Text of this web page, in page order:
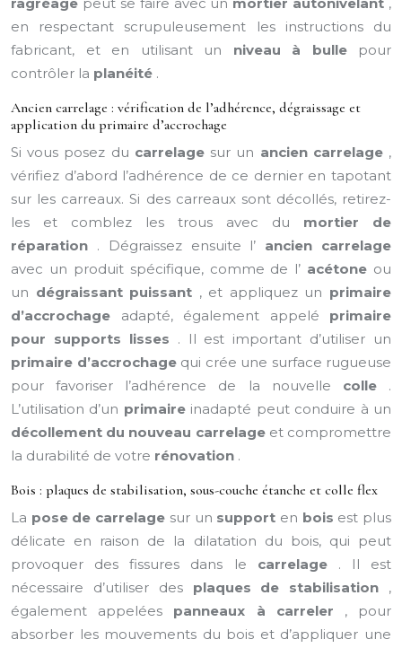
en respectant scrupuleusement les instructions du
fabricant, et en utilisant un niveau à bulle pour
contrôler la planéité .
Ancien carrelage : vérification de l’adhérence, dégraissage et
application du primaire d’accrochage
Si vous posez du carrelage sur un ancien carrelage ,
vérifiez d’abord l’adhérence de ce dernier en tapotant
sur les carreaux. Si des carreaux sont décollés, retirez-
les et comblez les trous avec du mortier de
réparation . Dégraissez ensuite l’ ancien carrelage
avec un produit spécifique, comme de l’ acétone ou
un dégraissant puissant , et appliquez un primaire
d’accrochage adapté, également appelé primaire
pour supports lisses . Il est important d’utiliser un
primaire d’accrochage qui crée une surface rugueuse
pour favoriser l’adhérence de la nouvelle colle .
L’utilisation d’un primaire inadapté peut conduire à un
décollement du nouveau carrelage et compromettre
la durabilité de votre rénovation .
Bois : plaques de stabilisation, sous-couche étanche et colle flex
La pose de carrelage sur un support en bois est plus
délicate en raison de la dilatation du bois, qui peut
provoquer des fissures dans le carrelage . Il est
nécessaire d’utiliser des plaques de stabilisation ,
également appelées panneaux à carreler , pour
absorber les mouvements du bois et d’appliquer une